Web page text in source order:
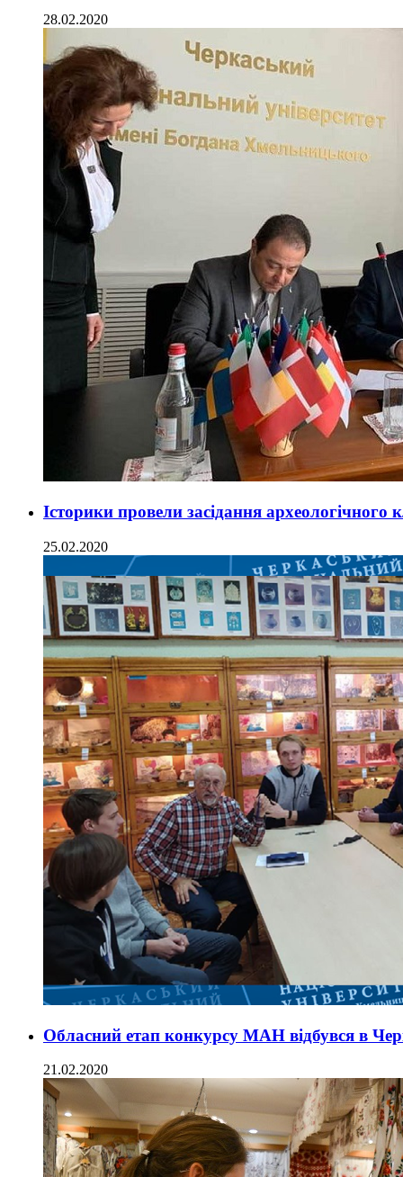
28.02.2020
Історики провели засідання археологічного
25.02.2020
Обласний етап конкурсу МАН відбувся в
21.02.2020